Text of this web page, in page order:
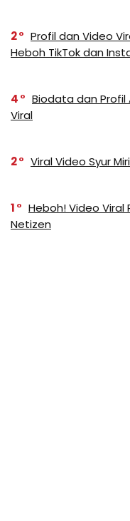
2
Profil dan Video
Heboh TikTok dan
4
Biodata dan Profil
Viral
2 Viral Video Syur
1
Heboh! Video Viral
Netizen